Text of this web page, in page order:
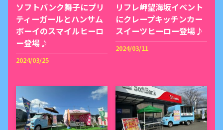
ソフトバンク舞子にプリ
ティーガールとハンサム
ボーイのスマイルヒーロ
ー登場♪
2024/03/25
リフレ岬望海坂イベント
にクレープキッチンカー
スイーツヒーロー登場♪
2024/03/11